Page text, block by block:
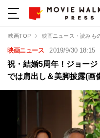
映画TOP 映画ニュース・読みも
映画ニュース 2019/9/30 18:15
祝・結婚5周年！ジョー
では肩出し＆美脚披露(画